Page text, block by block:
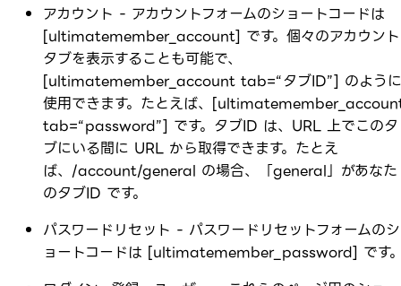
アカウント - アカウントフォームのショートコードは
[ultimatemember_account] です。個々のアカウント
タブを表示することも可能で、
[ultimatemember_account tab=“タブID”] のように
使用できます。たとえば、
tab=“password”] です。タブID は、URL 上でこのタ
ブにいる間に URL から取得できます。たとえ
ば、/account/general の場合、「general」があなた
のタブID です。
パスワードリセット - パスワードリセットフォームのシ
ョートコードは [ultimatemember_password] です